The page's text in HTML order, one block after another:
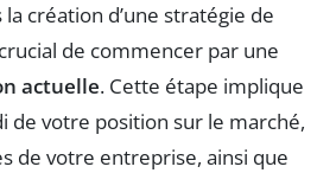
création d’une stratégie de
de commencer par une
actuelle. Cette étape implique
de votre position sur le marché,
de votre entreprise, ainsi que